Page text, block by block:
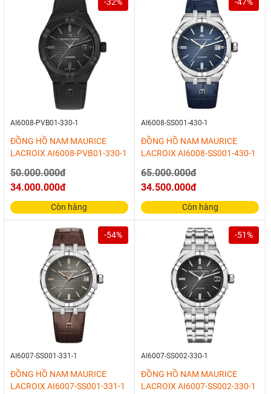
AI6008-PVB01-330-1
ĐỒNG HỒ NAM MAURICE
LACROIX AI6008-PVB01-330-1
50.000.000đ
34.000.000đ
Còn hàng
AI6008-SS001-430-1
ĐỒNG HỒ NAM MAURICE
LACROIX AI6008-SS001-430-1
65.000.000đ
34.500.000đ
Còn hàng
-54%
AI6007-SS001-331-1
ĐỒNG HỒ NAM MAURICE
LACROIX AI6007-SS001-331-1
-51%
AI6007-SS002-330-1
ĐỒNG HỒ NAM MAURICE
LACROIX AI6007-SS002-330-1